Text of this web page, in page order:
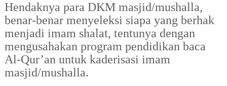
Hendaknya para DKM masjid/mushalla,
benar-benar menyeleksi siapa yang berhak
menjadi imam shalat, tentunya dengan
mengusahakan program pendidikan baca
Al-Qur’an untuk kaderisasi imam
masjid/mushalla.